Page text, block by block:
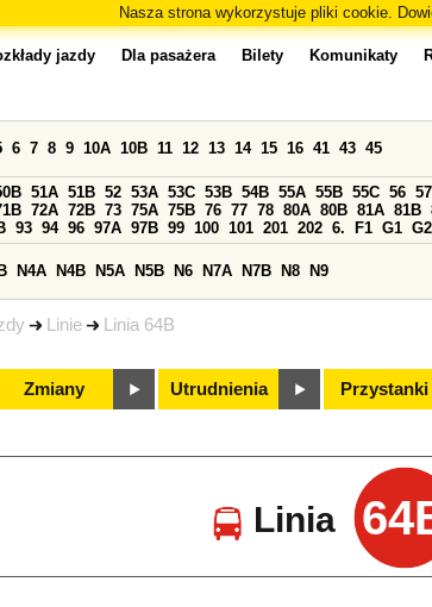
Nasza strona wykorzystuje pliki cookie.
Linie Linia 64B
jazdy Dla pasażera Bilety Komunikaty
6 7 8 9 10A 10B 11 12 13 14 15 16 41 43 45
51A 51B 52 53A 53C 53B 54B 55A 55B 55C 56 57
72A 72B 73 75A 75B 76 77 78 80A 80B 81A 81B
93 94 96 97A 97B 99 100 101 201 202 6. F1 G1 G2
N4A N4B N5A N5B N6 N7A N7B N8 N9
Zmiany Utrudnienia Przystanki
Linia